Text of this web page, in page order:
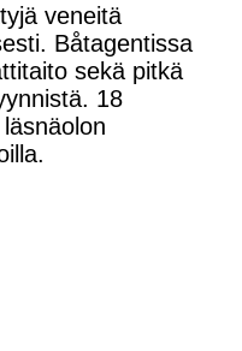
veneitä
Båtagentissa
sekä pitkä
18